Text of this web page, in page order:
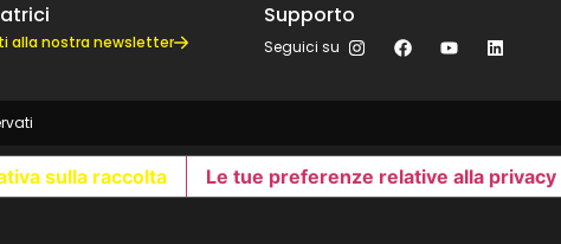
alla nostra newsletter
Supporto
Seguici su
sulla raccolta Le tue preferenze relative alla privacy